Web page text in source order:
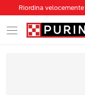
Riordina
Tanti sconti e